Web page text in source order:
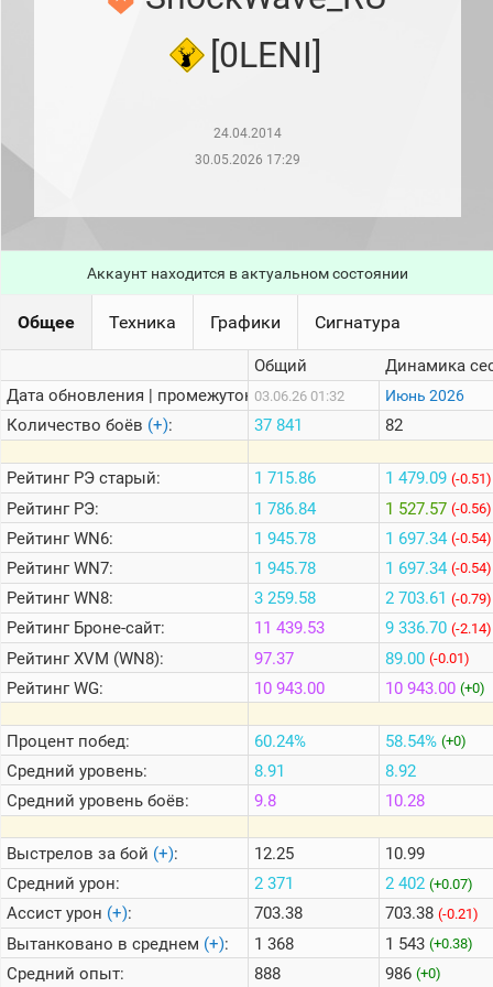
игроков
Статистика
стримеров
Информация
Онлайн
Цветовая
шкала
Теlegram
ВК
Портал
Мира
Танков
[0LENI]
24.04.2014
30.05.2026 17:29
Аккаунт находится в актуальном состоянии
Общее Техника Графики Сигнатура
Дата обновления | промежуток:
Количество боёв (+):
РейтингРЭ старый:
РейтингРЭ:
РейтингWN6:
РейтингWN7:
РейтингWN8:
РейтингБроне-сайт:
РейтингXVM (WN8):
РейтингWG:
Процент побед:
Средний уровень:
Средний уровень боёв:
Выстрелов за бой (+):
Средний урон:
Ассист урон (+):
Вытанковано в среднем (+):
Средний опыт:
Общий
03.06.26 01:32
37 841
1 715.86
1 786.84
1 945.78
1 945.78
3 259.58
11 439.53
97.37
10 943.00
60.24%
8.91
9.8
12.25
2 371
703.38
1 368
888
Динамика
Июнь 2026
82
1 479.09 (-0.51)
1 527.57 (-0.56)
1 697.34 (-0.54)
1 697.34 (-0.54)
2 703.61 (-0.79)
9 336.70 (-2.14)
89.00 (-0.01)
10 943.00 (+0)
58.54% (+0)
8.92
10.28
10.99
2 402 (+0.07)
703.38 (-0.21)
1 543 (+0.38)
986 (+0)